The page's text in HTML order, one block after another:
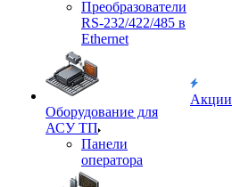
Преобразователи
RS-232/422/485 в
Ethernet
Оборудование для
АСУ ТП
Панели
оператора
Акции